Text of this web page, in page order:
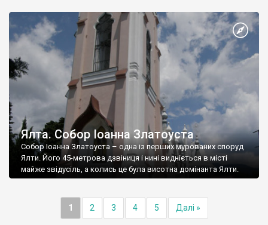
Ялта. Собор Іоанна Златоуста
Собор Іоанна Златоуста – одна із перших мурованих споруд
Ялти. Його 45-метрова дзвіниця і нині видніється в місті
майже звідусіль, а колись це була висотна домінанта Ялти.
1 2 3 4 5 Далі »